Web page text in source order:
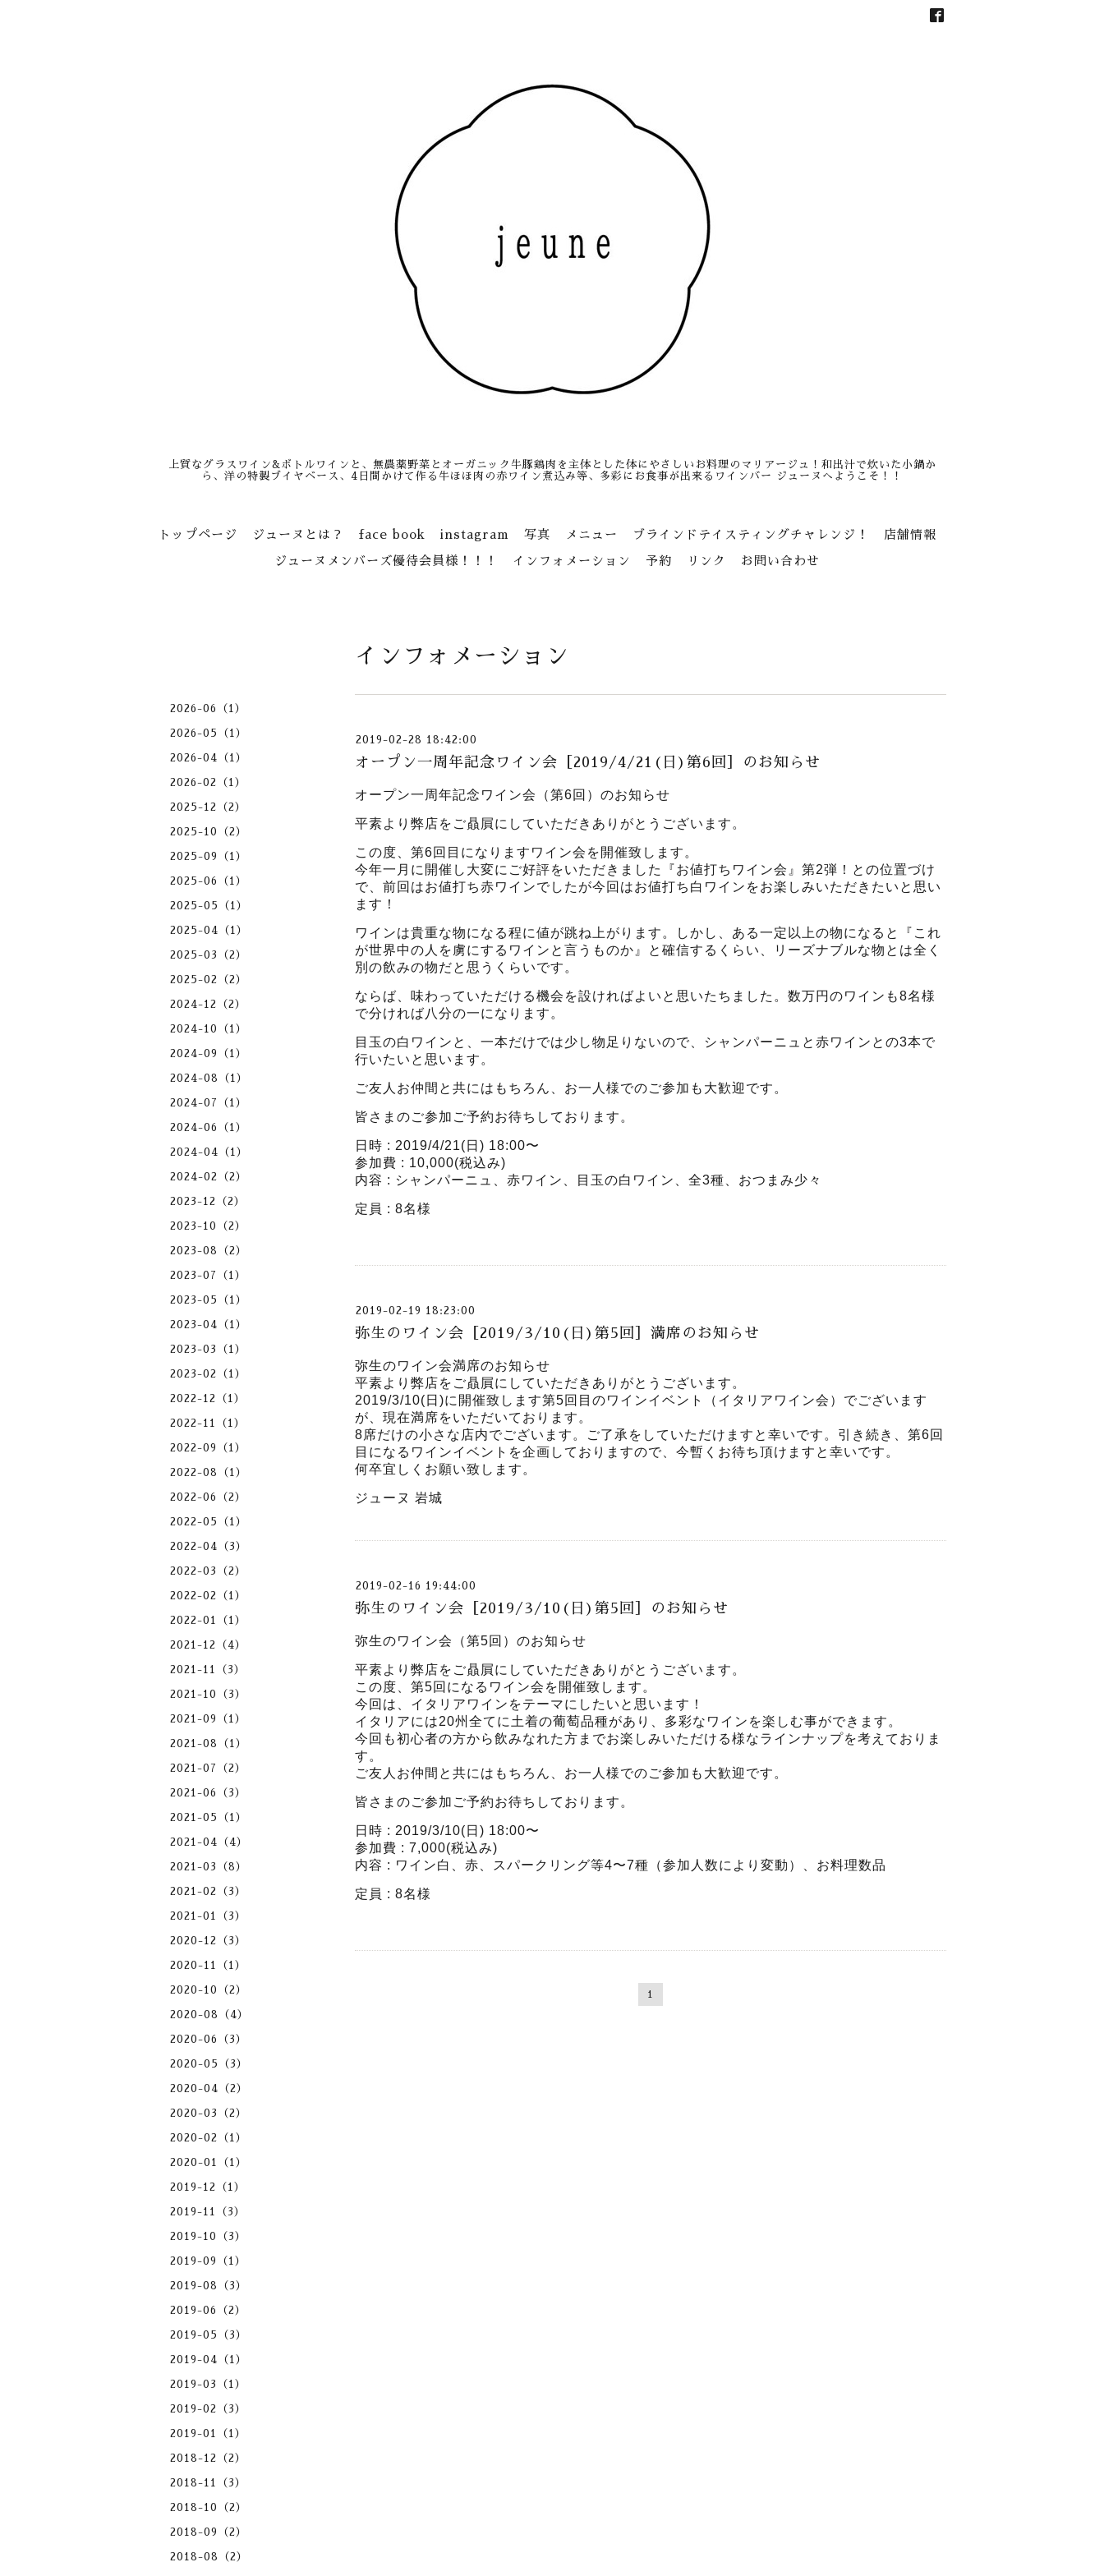
上質なグラスワイン&ボトルワインと、無農薬野菜とオーガニック牛豚鶏肉を主体とした体にやさしいお料理のマリアージュ！和出汁で炊いた小鍋か
ら、洋の特製ブイヤベース、4日間かけて作る牛ほほ肉の赤ワイン煮込み等、多彩にお食事が出来るワインバー ジューヌへようこそ！！
トップページ ジューヌとは？ face book instagram 写真 メニュー ブラインドテイスティングチャレンジ！ 店舗情報
ジューヌメンバーズ優待会員様！！！ インフォメーション 予約 リンク お問い合わせ
インフォメーション
2019-02-28 18:42:00
オープン一周年記念ワイン会［2019/4/21(日)第6回］のお知らせ
オープン一周年記念ワイン会（第6回）のお知らせ
平素より弊店をご贔屓にしていただきありがとうございます。
この度、第6回目になりますワイン会を開催致します。
今年一月に開催し大変にご好評をいただきました『お値打ちワイン会』第2弾！との位置づけ
で、前回はお値打ち赤ワインでしたが今回はお値打ち白ワインをお楽しみいただきたいと思い
ます！
ワインは貴重な物になる程に値が跳ね上がります。しかし、ある一定以上の物になると『これ
が世界中の人を虜にするワインと言うものか』と確信するくらい、リーズナブルな物とは全く
別の飲みの物だと思うくらいです。
ならば、味わっていただける機会を設ければよいと思いたちました。数万円のワインも8名様
で分ければ八分の一になります。
目玉の白ワインと、一本だけでは少し物足りないので、シャンパーニュと赤ワインとの3本で
行いたいと思います。
ご友人お仲間と共にはもちろん、お一人様でのご参加も大歓迎です。
皆さまのご参加ご予約お待ちしております。
日時 : 2019/4/21(日) 18:00〜
参加費 : 10,000(税込み)
内容 : シャンパーニュ、赤ワイン、目玉の白ワイン、全3種、おつまみ少々
定員 : 8名様
2019-02-19 18:23:00
弥生のワイン会［2019/3/10(日)第5回］満席のお知らせ
弥生のワイン会満席のお知らせ
平素より弊店をご贔屓にしていただきありがとうございます。
2019/3/10(日)に開催致します第5回目のワインイベント（イタリアワイン会）でございます
が、現在満席をいただいております。
8席だけの小さな店内でございます。ご了承をしていただけますと幸いです。引き続き、第6回
目になるワインイベントを企画しておりますので、今暫くお待ち頂けますと幸いです。
何卒宜しくお願い致します。
ジューヌ 岩城
2019-02-16 19:44:00
弥生のワイン会［2019/3/10(日)第5回］のお知らせ
弥生のワイン会（第5回）のお知らせ
平素より弊店をご贔屓にしていただきありがとうございます。
この度、第5回になるワイン会を開催致します。
今回は、イタリアワインをテーマにしたいと思います！
イタリアには20州全てに土着の葡萄品種があり、多彩なワインを楽しむ事ができます。
今回も初心者の方から飲みなれた方までお楽しみいただける様なラインナップを考えておりま
す。
ご友人お仲間と共にはもちろん、お一人様でのご参加も大歓迎です。
皆さまのご参加ご予約お待ちしております。
日時 : 2019/3/10(日) 18:00〜
参加費 : 7,000(税込み)
内容 : ワイン白、赤、スパークリング等4〜7種（参加人数により変動）、お料理数品
定員 : 8名様
1
2026-06（1）
2026-05（1）
2026-04（1）
2026-02（1）
2025-12（2）
2025-10（2）
2025-09（1）
2025-06（1）
2025-05（1）
2025-04（1）
2025-03（2）
2025-02（2）
2024-12（2）
2024-10（1）
2024-09（1）
2024-08（1）
2024-07（1）
2024-06（1）
2024-04（1）
2024-02（2）
2023-12（2）
2023-10（2）
2023-08（2）
2023-07（1）
2023-05（1）
2023-04（1）
2023-03（1）
2023-02（1）
2022-12（1）
2022-11（1）
2022-09（1）
2022-08（1）
2022-06（2）
2022-05（1）
2022-04（3）
2022-03（2）
2022-02（1）
2022-01（1）
2021-12（4）
2021-11（3）
2021-10（3）
2021-09（1）
2021-08（1）
2021-07（2）
2021-06（3）
2021-05（1）
2021-04（4）
2021-03（8）
2021-02（3）
2021-01（3）
2020-12（3）
2020-11（1）
2020-10（2）
2020-08（4）
2020-06（3）
2020-05（3）
2020-04（2）
2020-03（2）
2020-02（1）
2020-01（1）
2019-12（1）
2019-11（3）
2019-10（3）
2019-09（1）
2019-08（3）
2019-06（2）
2019-05（3）
2019-04（1）
2019-03（1）
2019-02（3）
2019-01（1）
2018-12（2）
2018-11（3）
2018-10（2）
2018-09（2）
2018-08（2）